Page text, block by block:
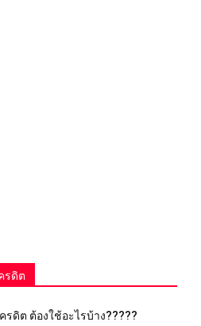
รดิต
รดิต ต้องใช้อะไรบ้าง?????